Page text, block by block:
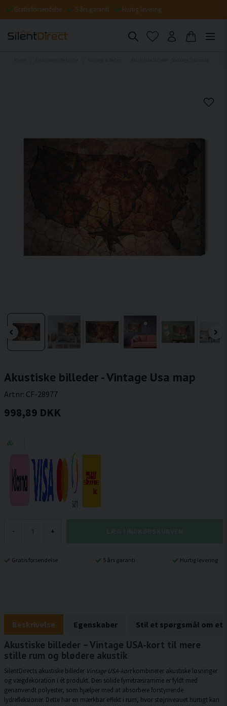
Gratis forsendelse 5 års garanti Hurtig levering
Akustiske billeder - Vintage Usa map
Artnr: CF-28977
998,89 DKK
- +
Gratis forsendelse 5 års garanti Hurtig levering
Beskrivelse Egenskaber Stil et spørgsmål om et
Akustiske billeder – Vintage USA-kort til mere
stille rum og blødere akustik
SilentDirects akustiske billeder Vintage USA-kortkombinerer akustiske løsninger
og vægdekoration i ét produkt. Den solide fyrretræsramme er fyldt med
genanvendt polyester, som hjælper med at absorbere forstyrrende
lydrefleksioner. Dette har en mærkbar effekt i rum, hvor støjniveauet hurtigt kan